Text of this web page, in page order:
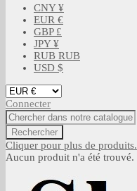
CNY ¥
EUR €
GBP £
JPY ¥
RUB RUB
USD $
Connecter
Rechercher
Cliquer pour plus de produits.
Aucun produit n'a été trouvé.